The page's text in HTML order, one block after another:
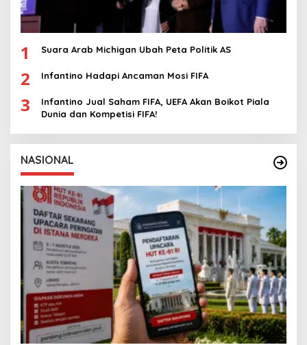
1 Suara Arab Michigan Ubah Peta Politik AS
2 Infantino Hadapi Ancaman Mosi FIFA
3
Infantino Jual Saham FIFA, UEFA Akan Boikot Piala
Dunia dan Kompetisi FIFA!
NASIONAL